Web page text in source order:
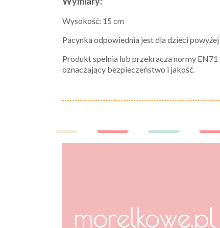
Wysokość: 15 cm
Pacynka odpowiednia jest dla dzieci
Produkt spełnia lub przekracza normy
oznaczający bezpieczeństwo i jakość.